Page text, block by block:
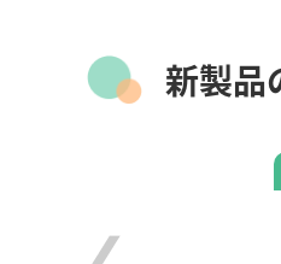
新製品